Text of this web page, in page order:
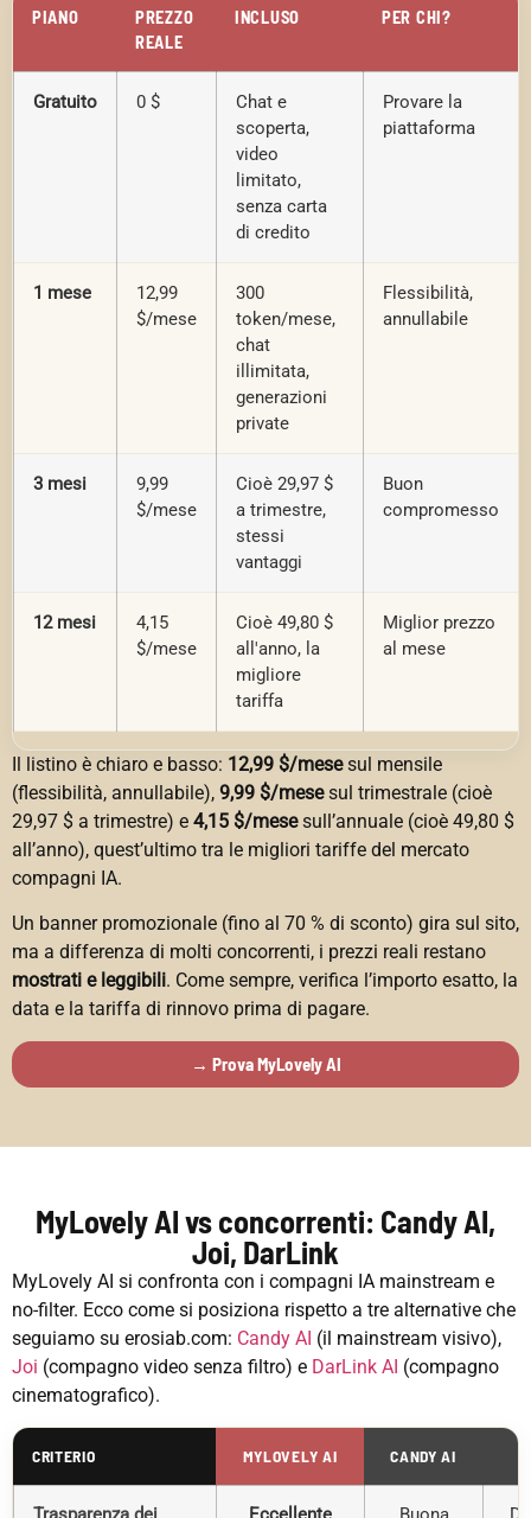
PIANO
PREZZO
REALE
INCLUSO PER CHI?
Gratuito 0 $
Chat e
scoperta,
video
limitato,
senza carta
di credito
Provare la
piattaforma
1 mese
12,99
$/mese
300
token/mese,
chat
illimitata,
generazioni
private
Flessibilità,
annullabile
3 mesi
9,99
$/mese
Cioè 29,97 $
a trimestre,
stessi
vantaggi
Buon
compromesso
12 mesi
4,15
$/mese
Cioè 49,80 $
all'anno, la
migliore
tariffa
Miglior prezzo
al mese
Il listino è chiaro e basso: 12,99 $/mesesul mensile
(flessibilità, annullabile), 9,99 $/mesesul trimestrale (cioè
29,97 $ a trimestre) e 4,15 $/mesesull’annuale (cioè 49,80 $
all’anno), quest’ultimo tra le migliori tariffe del mercato
compagni IA.
Un banner promozionale (fino al 70 % di sconto) gira sul sito,
ma a differenza di molti concorrenti, i prezzi reali restano
mostrati e leggibili. Come sempre, verifica l’importo esatto, la
data e la tariffa di rinnovo prima di pagare.
→ Prova MyLovely AI
MyLovely AI vs concorrenti: Candy AI,
Joi, DarLink
MyLovely AI si confronta con i compagni IA mainstream e
no-filter. Ecco come si posiziona rispetto a tre alternative che
seguiamo su erosiab.com: Candy AI (il mainstream visivo),
Joi (compagno video senza filtro) e DarLink AI (compagno
cinematografico).
CRITERIO MYLOVELY AI CANDY AI